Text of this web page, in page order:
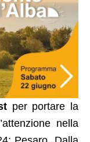
per portare la
nella